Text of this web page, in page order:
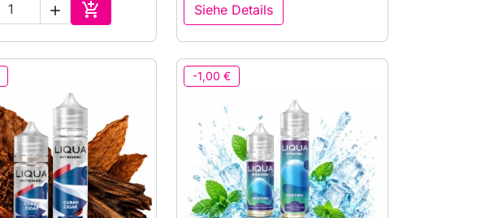
 
In den Warenkorb
Siehe Details
-1,00 €